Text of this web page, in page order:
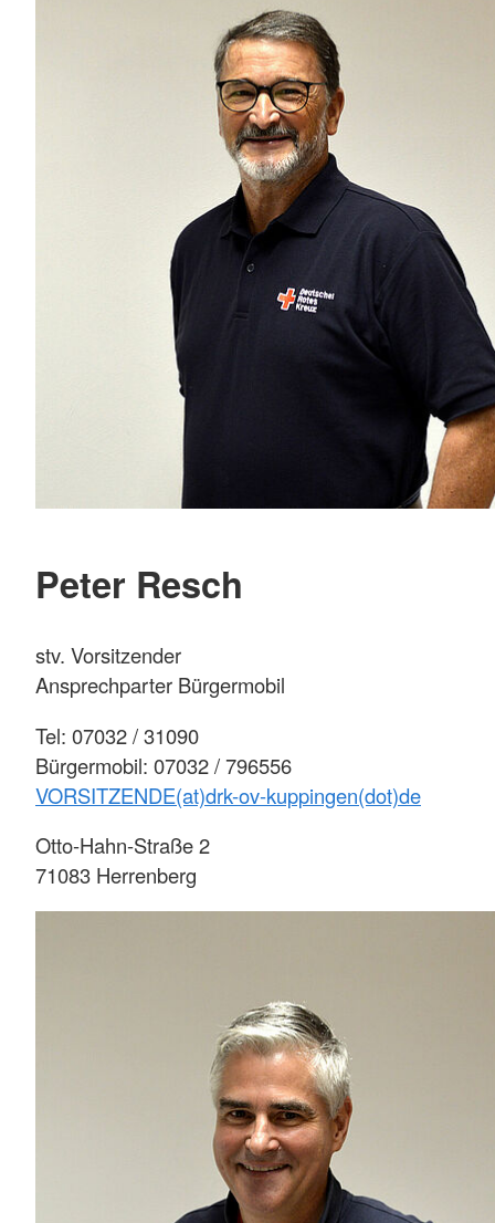
Peter Resch
stv. Vorsitzender
Ansprechparter Bürgermobil
Tel: 07032 / 31090
Bürgermobil: 07032 / 796556
VORSITZENDE(at)drk-ov-kuppingen(dot)de
Otto-Hahn-Straße 2
71083 Herrenberg